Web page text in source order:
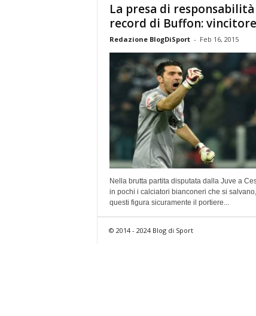
La presa di
record di Buffon: vincitore
Redazione BlogDiSport - Feb 16, 2015
Nella brutta partita disputata dalla Juve a
in pochi i calciatori bianconeri che si
questi figura sicuramente il portiere...
© 2014 - 2024 Blog di Sport